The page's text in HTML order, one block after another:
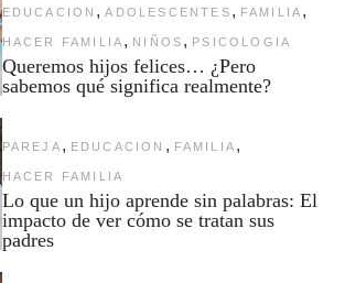
EDUCACION , ADOLESCENTES , FAMILIA ,
HACER FAMILIA , NIÑOS , PSICOLOGIA
Queremos hijos felices… ¿Pero
sabemos qué significa realmente?
PAREJA , EDUCACION , FAMILIA ,
HACER FAMILIA
Lo que un hijo aprende sin palabras: El
impacto de ver cómo se tratan sus
padres